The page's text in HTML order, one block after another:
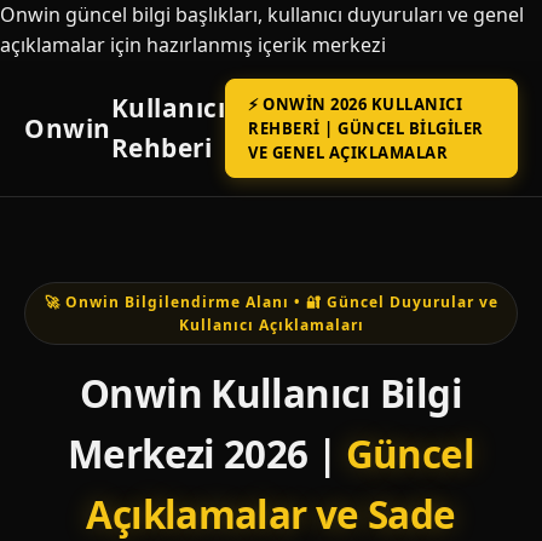
Onwin güncel bilgi başlıkları, kullanıcı duyuruları ve genel
açıklamalar için hazırlanmış içerik merkezi
Onwin
Kullanıcı
Rehberi
⚡ ONWIN 2026 KULLANICI
REHBERI | GÜNCEL BILGILER
VE GENEL AÇIKLAMALAR
🚀 Onwin Bilgilendirme Alanı • 🔐 Güncel Duyurular ve
Kullanıcı Açıklamaları
Onwin Kullanıcı Bilgi
Merkezi 2026 | Güncel
Açıklamalar ve Sade